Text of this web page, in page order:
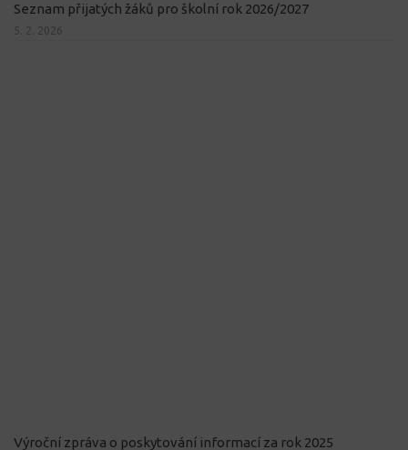
Seznam přijatých žáků pro školní rok 2026/2027
5. 2. 2026
Výroční zpráva o poskytování informací za rok 2025